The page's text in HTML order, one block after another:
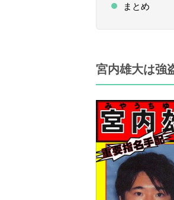
まとめ
宮内雄大は強